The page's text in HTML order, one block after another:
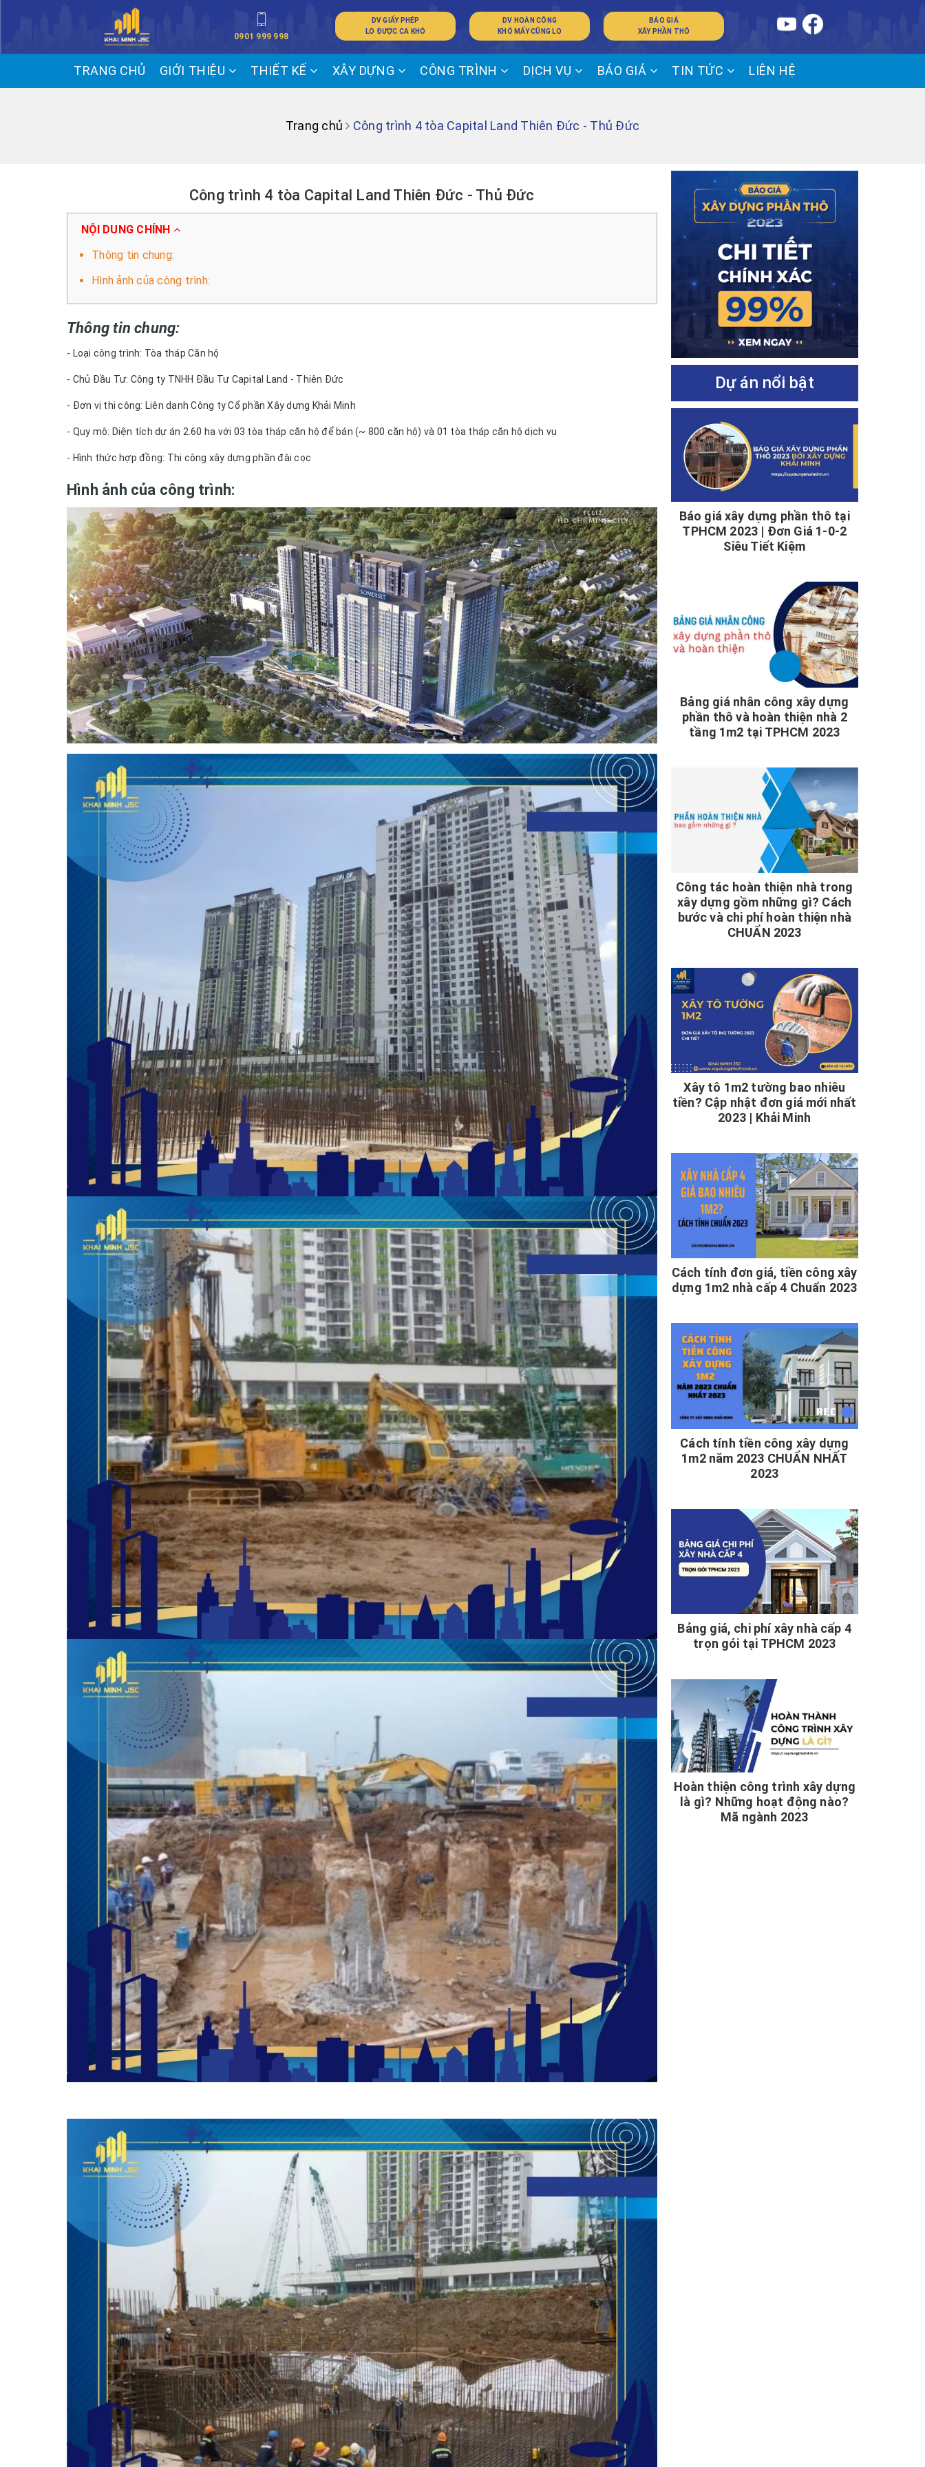
0901 999 998
DV GIẤY PHÉP
LO ĐƯỢC CA KHÓ
DV HOÀN CÔNG
KHÓ MẤY CŨNG LO
BÁO GIÁ
XÂY PHẦN THÔ
TRANG CHỦ GIỚI THIỆU THIẾT KẾ XÂY DỰNG CÔNG TRÌNH DỊCH VỤ BÁO GIÁ TIN TỨC LIÊN HỆ
Trang chủ Công trình 4 tòa Capital Land Thiên Đức - Thủ Đức
Công trình 4 tòa Capital Land Thiên Đức - Thủ Đức
NỘI DUNG CHÍNH
Thông tin chung:
Hình ảnh của công trình:
Thông tin chung:
- Loại công trình: Tòa tháp Căn hộ
- Chủ Đầu Tư: Công ty TNHH Đầu Tư Capital Land - Thiên Đức
- Đơn vị thi công: Liên danh Công ty Cổ phần Xây dựng Khải Minh
- Quy mô: Diện tích dự án 2.60 ha với 03 tòa tháp căn hộ để bán (~ 800 căn hộ) và 01 tòa tháp căn hộ dịch vụ
- Hình thức hợp đồng: Thi công xây dựng phần đài cọc
Hình ảnh của công trình:
Dự án nổi bật
Báo giá xây dựng phần thô tại
TPHCM 2023 | Đơn Giá 1-0-2
Siêu Tiết Kiệm
Bảng giá nhân công xây dựng
phần thô và hoàn thiện nhà 2
tầng 1m2 tại TPHCM 2023
Công tác hoàn thiện nhà trong
xây dựng gồm những gì? Cách
bước và chi phí hoàn thiện nhà
CHUẨN 2023
Xây tô 1m2 tường bao nhiêu
tiền? Cập nhật đơn giá mới nhất
2023 | Khải Minh
Cách tính đơn giá, tiền công xây
dựng 1m2 nhà cấp 4 Chuẩn 2023
Cách tính tiền công xây dựng
1m2 năm 2023 CHUẨN NHẤT
2023
Bảng giá, chi phí xây nhà cấp 4
trọn gói tại TPHCM 2023
Hoàn thiện công trình xây dựng
là gì? Những hoạt động nào?
Mã ngành 2023